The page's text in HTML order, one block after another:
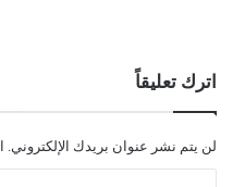
اترك تعليقاً
لن يتم نشر عنوان بريدك الإلكتروني.